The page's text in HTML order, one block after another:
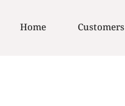
Home Customers